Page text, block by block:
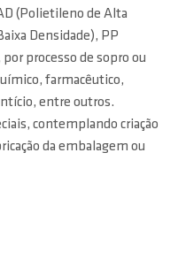
(Polietileno de Alta
Densidade), PP
processo de sopro ou
farmacêutico,
entre outros.
contemplando criação
da embalagem ou